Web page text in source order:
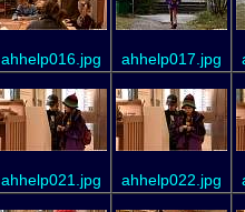
ahhelp016.jpg ahhelp017.jpg
ahhelp021.jpg ahhelp022.jpg